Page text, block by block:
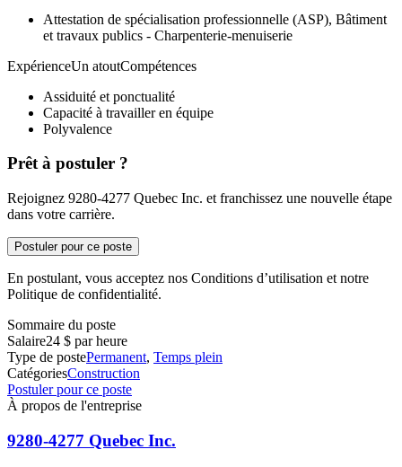
Attestation de spécialisation professionnelle (ASP), Bâtiment
et travaux publics - Charpenterie-menuiserie
ExpérienceUn atoutCompétences
Assiduité et ponctualité
Capacité à travailler en équipe
Polyvalence
Prêt à postuler ?
Rejoignez 9280-4277 Quebec Inc. et franchissez une nouvelle étape
dans votre carrière.
Postuler pour ce poste
En postulant, vous acceptez nos Conditions d’utilisation et notre
Politique de confidentialité.
Sommaire du poste
Salaire24 $ par heure
Type de postePermanent, Temps plein
CatégoriesConstruction
Postuler pour ce poste
À propos de l'entreprise
9280-4277 Quebec Inc.